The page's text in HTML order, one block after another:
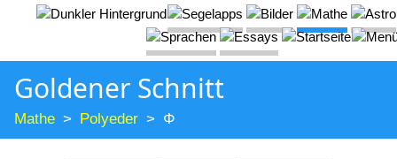
Goldener Schnitt
Mathe Polyeder Φ